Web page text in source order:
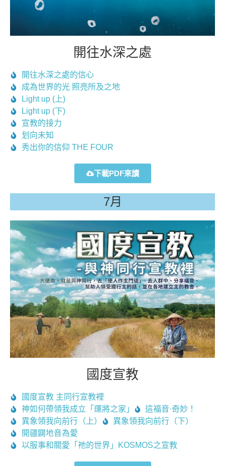
開往水深之處
開往水深之處的信心
成為世界的光 照亮所及之地
Light up (上)
Light up (下)
宣教的接力
划向未知
秀出你的信仰 THE FOUR
下載PDF來讀
7月
國度宣教
國度宣教 主同行宣教裡
神如何帶領我成立「運將之家」
這福音·奇妙！
異象領我向前行（上）
異象領我向前行（下）
開疆闢地音為愛
以服事和關愛「祂的世界」KOSMOS之宣教